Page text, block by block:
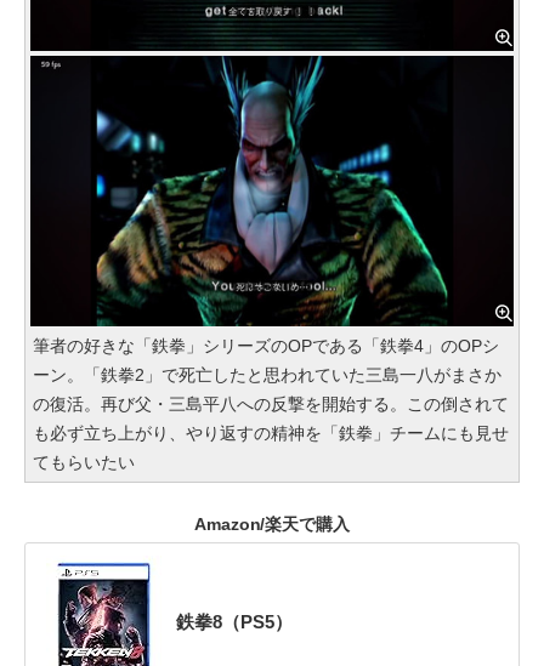
筆者の好きな「鉄拳」シリーズのOPである「鉄拳4」のOPシ
ーン。「鉄拳2」で死亡したと思われていた三島一八がまさか
の復活。再び父・三島平八への反撃を開始する。この倒されて
も必ず立ち上がり、やり返すの精神を「鉄拳」チームにも見せ
てもらいたい
Amazon/楽天で購入
鉄拳8（PS5）